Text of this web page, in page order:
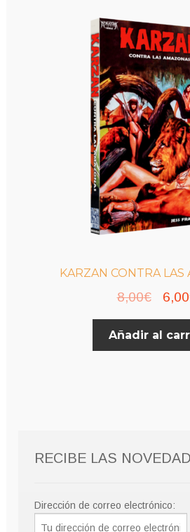
KARZAN CONTRA LAS
8,00€
El6,00
Añadir al
RECIBE LAS
Dirección de correo electrónico: